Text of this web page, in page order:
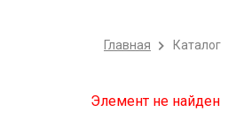
Главная Каталог
Элемент не найден